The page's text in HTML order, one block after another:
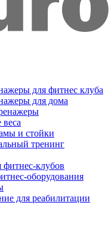
для фитнес клуба
для дома
и стойки
тренинг
фитнес-клубов
оборудования
для реабилитации